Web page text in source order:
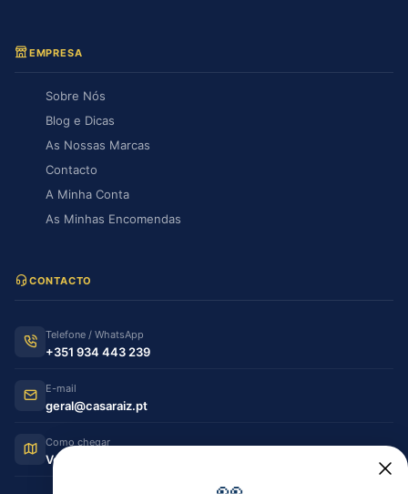
EMPRESA
Sobre Nós
Blog e Dicas
As Nossas Marcas
Contacto
A Minha Conta
As Minhas Encomendas
CONTACTO
Telefone / WhatsApp
+351 934 443 239
E-mail
geral@casaraiz.pt
Como chegar
Ver no Google Maps